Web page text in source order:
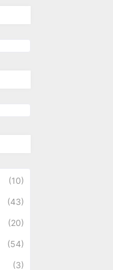
(10)
(43)
(20)
(54)
(3)